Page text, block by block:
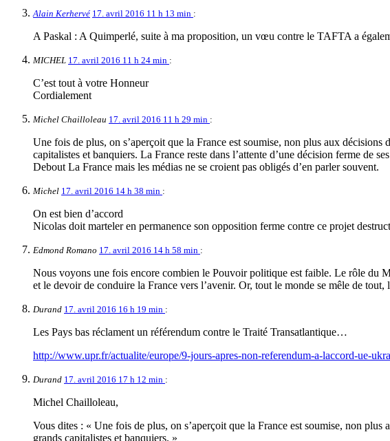
Alain Kerhervé 17. avril 2016 11 h 13 min :
A Paskal : A Quimperlé, suite à ma proposition, un vœu contre le TAFTA a
MICHEL 17. avril 2016 11 h 24 min :
C’est tout à votre Honneur
Cordialement
Michel Chailloleau 17. avril 2016 11 h 29 min :
Une fois de plus, on s’aperçoit que la France est soumise, non plus aux
capitalistes et banquiers. La France reste dans l’attente d’une décision ferme de
Debout La France mais les médias ne se croient pas obligés d’en parler souvent.
Michel 17. avril 2016 14 h 38 min :
On est bien d’accord
Nicolas doit marteler en permanence son opposition ferme contre ce projet
Edmond Romano 17. avril 2016 14 h 58 min :
Nous voyons une fois encore combien le Pouvoir politique est faible. Le rôle du
et le devoir de conduire la France vers l’avenir. Or, tout le monde se mêle de
Durand 17. avril 2016 16 h 19 min :
Les Pays bas réclament un référendum contre le Traité Transatlantique…
http://www.upr.fr/actualite/europe/9-jours-apres-non-referendum-a-laccord-ue-
Durand 17. avril 2016 17 h 12 min :
Michel Chailloleau,
Vous dites : « Une fois de plus, on s’aperçoit que la France est soumise, non
grands capitalistes et banquiers. »